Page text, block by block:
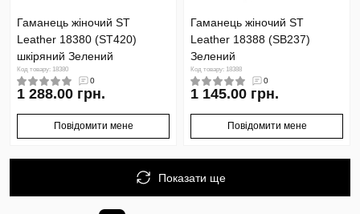
Гаманець жіночий ST
Leather 18380 (ST420)
шкіряний Зелений
Код товару: 18380
0
1 288.00 грн.
Повідомити мене
Гаманець жіночий ST
Leather 18388 (SB237)
Зелений
Код товару: 18388
0
1 145.00 грн.
Повідомити мене
Показати ще